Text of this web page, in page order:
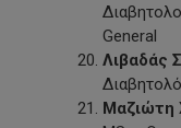
General
Λιβαδάς
Μαζιώτη